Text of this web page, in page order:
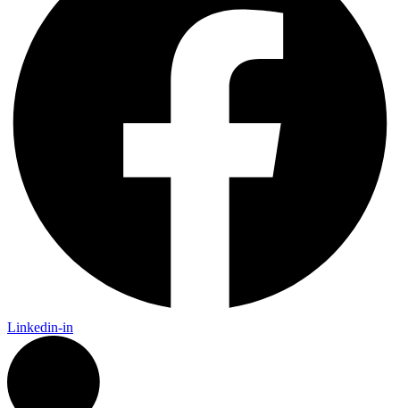
Linkedin-in